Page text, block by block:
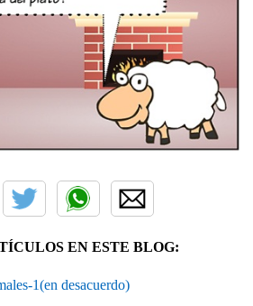
EN ESTE BLOG:
1(en desacuerdo)